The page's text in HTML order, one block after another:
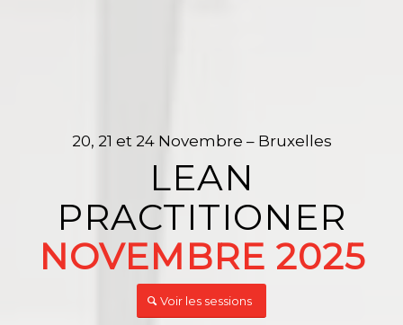
20, 21 et 24 Novembre – Bruxelles
LEAN
PRACTITIONER
NOVEMBRE 2025
Voir les sessions